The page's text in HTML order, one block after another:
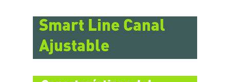
Smart Line Canal
Ajustable